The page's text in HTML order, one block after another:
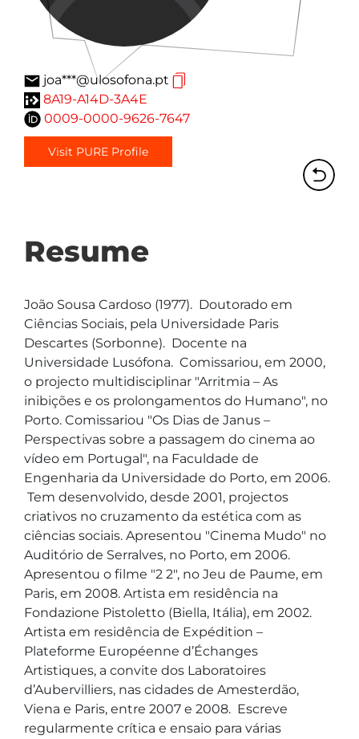
joa***@ulosofona.pt
8A19-A14D-3A4E
0009-0000-9626-7647
Visit PURE Profile
Resume
João Sousa Cardoso (1977).  Doutorado em
Ciências Sociais, pela Universidade Paris
Descartes (Sorbonne).  Docente na
Universidade Lusófona.  Comissariou, em 2000,
o projecto multidisciplinar "Arritmia – As
inibições e os prolongamentos do Humano", no
Porto. Comissariou "Os Dias de Janus –
Perspectivas sobre a passagem do cinema ao
vídeo em Portugal", na Faculdade de
Engenharia da Universidade do Porto, em 2006.
Tem desenvolvido, desde 2001, projectos
criativos no cruzamento da estética com as
ciências sociais. Apresentou "Cinema Mudo" no
Auditório de Serralves, no Porto, em 2006.
Apresentou o filme "2 2", no Jeu de Paume, em
Paris, em 2008. Artista em residência na
Fondazione Pistoletto (Biella, Itália), em 2002.
Artista em residência de Expédition –
Plateforme Européenne d’Échanges
Artistiques, a convite dos Laboratoires
d’Aubervilliers, nas cidades de Amesterdão,
Viena e Paris, entre 2007 e 2008.  Escreve
regularmente crítica e ensaio para várias